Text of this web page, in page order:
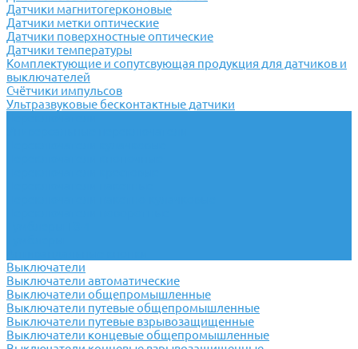
Датчики магнитогерконовые
Датчики метки оптические
Датчики поверхностные оптические
Датчики температуры
Комплектующие и сопутсвующая продукция для датчиков и
выключателей
Счётчики импульсов
Ультразвуковые бесконтактные датчики
Выключатели
Выключатели автоматические
Выключатели общепромышленные
Выключатели путевые общепромышленные
Выключатели путевые взрывозащищенные
Выключатели концевые общепромышленные